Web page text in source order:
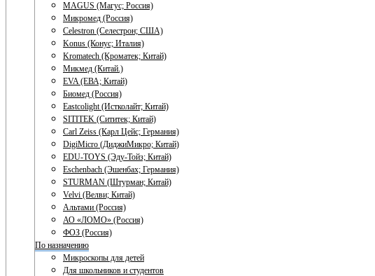
MAGUS (Магус; Россия)
Микромед (Россия)
Celestron (Селестрон; США)
Konus (Конус; Италия)
Kromatech (Кроматек; Китай)
Микмед (Китай.)
EVA (ЕВА; Китай)
Биомед (Россия)
Eastcolight (Истколайт; Китай)
SITITEK (Сититек; Китай)
Carl Zeiss (Карл Цейс; Германия)
DigiMicro (ДиджиМикро; Китай)
EDU-TOYS (Эду-Тойз; Китай)
Eschenbach (Эшенбах; Германия)
STURMAN (Штурман; Китай)
Velvi (Велви; Китай)
Альтами (Россия)
АО «ЛОМО» (Россия)
ФОЗ (Россия)
По назначению
Микроскопы для детей
Для школьников и студентов